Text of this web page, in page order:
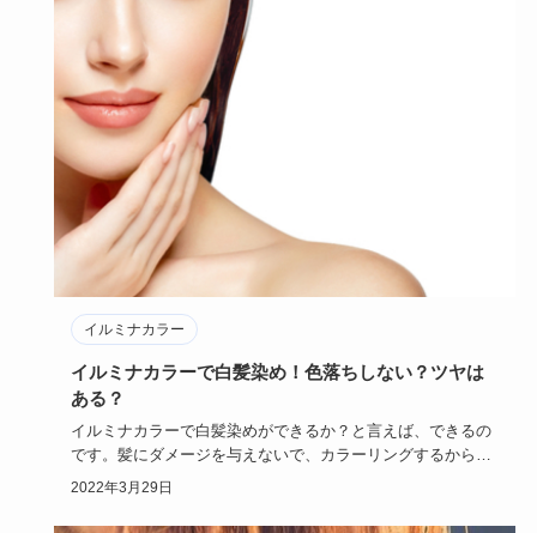
イルミナカラー
イルミナカラーで白髪染め！色落ちしない？ツヤは
ある？
イルミナカラーで白髪染めができるか？と言えば、できるの
です。髪にダメージを与えないで、カラーリングするからと
っても安心です…
2022年3月29日